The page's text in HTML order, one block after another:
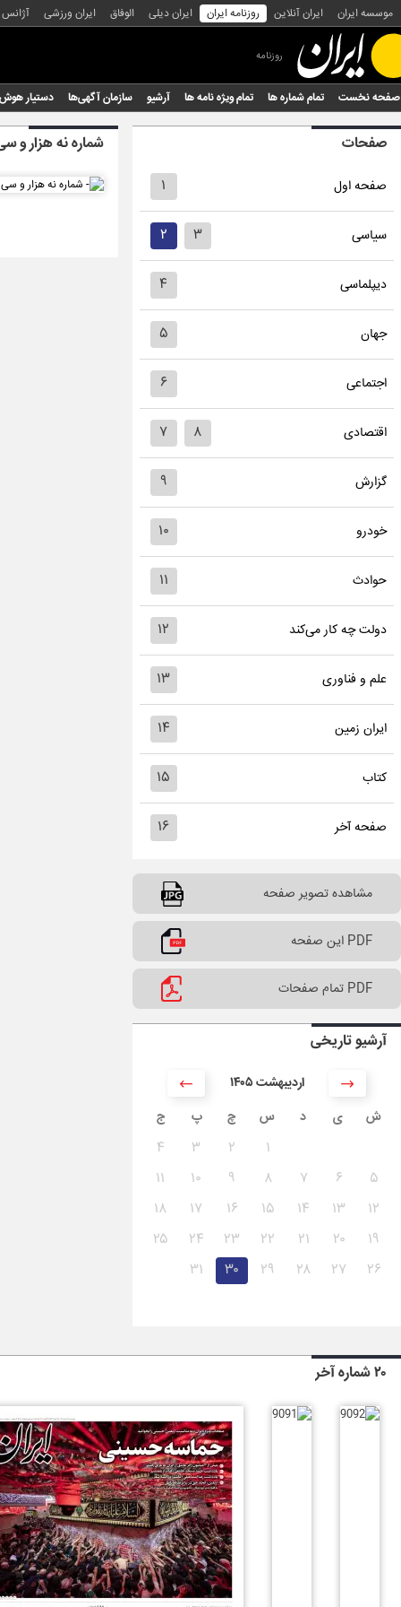
موسسه ایران ایران آنلاین روزنامه ایران ایران دیلی الوفاق ایران ورزشی
روزنامه
صفحه نخست تمام شماره ها تمام ویژه نامه ها آرشیو سازمان آگهی‌ها دستیار
صفحات
صفحه اول ۱
سیاسی ۲ ۳
دیپلماسی ۴
جهان ۵
اجتماعی ۶
اقتصادی ۷ ۸
گزارش ۹
خودرو ۱۰
حوادث ۱۱
دولت چه کار می‌کند ۱۲
علم و فناوری ۱۳
ایران زمین ۱۴
کتاب ۱۵
صفحه آخر ۱۶
مشاهده تصویر صفحه
PDF این صفحه
PDF تمام صفحات
آرشیو تاریخی
۱۴۰۵ اردیبهشت
ش
ی د س چ پ ج
۱ ۲ ۳
۴
۵
۶ ۷ ۸ ۹ ۱۰
۱۱
۱۲
۱۳ ۱۴ ۱۵ ۱۶ ۱۷
۱۸
۱۹
۲۰ ۲۱ ۲۲ ۲۳ ۲۴
۲۵
۲۶
۲۷ ۲۸ ۲۹ ۳۰ ۳۱
شماره نه هزار و
۲۰ شماره آخر